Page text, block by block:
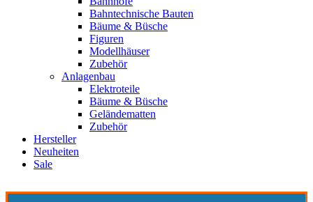
Bahntechnische Bauten
Bäume & Büsche
Figuren
Modellhäuser
Zubehör
Anlagenbau
Elektroteile
Bäume & Büsche
Geländematten
Zubehör
Hersteller
Neuheiten
Sale